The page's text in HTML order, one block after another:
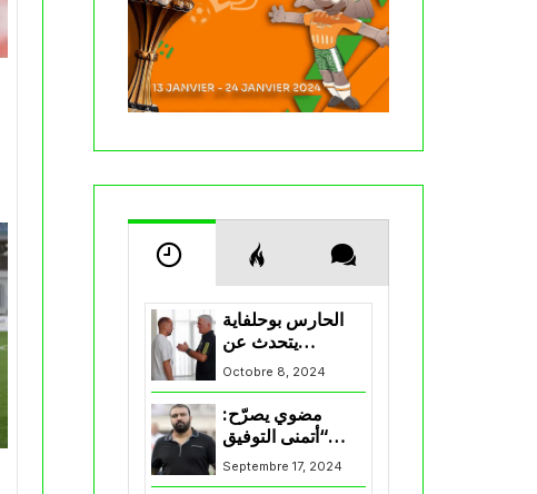
الحارس بوحلفاية
يتحدث عن
طموحاته مع
المنتخب و شباب
قسنطينة
Octobre 8, 2024
مضوي يصرّح:
“أتمنى التوفيق
لممثلي الكرة
الجزائرية في
Septembre 17, 2024